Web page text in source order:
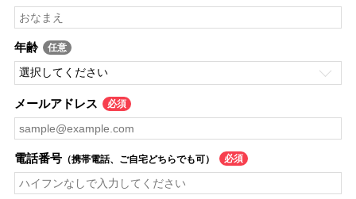
年齢
メールアドレス
電話番号（携帯電話、ご自宅どちらでも可）